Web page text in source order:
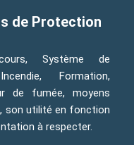
de Protection
Système de
Formation,
de fumée, moyens
son utilité en fonction
à respecter.